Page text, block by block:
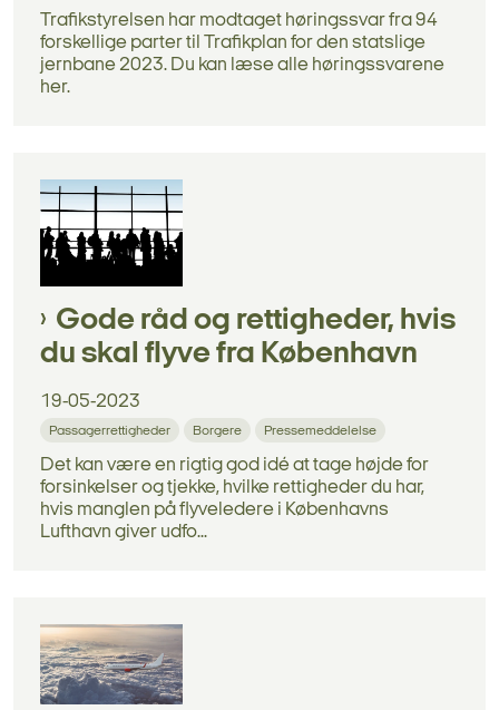
Trafikstyrelsen har modtaget høringssvar fra 94
forskellige parter til Trafikplan for den statslige
jernbane 2023. Du kan læse alle høringssvarene
her.
Gode råd og rettigheder, hvis
du skal flyve fra København
19-05-2023
Passagerrettigheder Borgere Pressemeddelelse
Det kan være en rigtig god idé at tage højde for
forsinkelser og tjekke, hvilke rettigheder du har,
hvis manglen på flyveledere i Københavns
Lufthavn giver udfo...